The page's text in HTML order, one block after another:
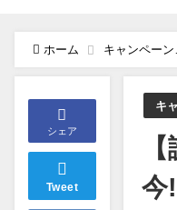
ホーム キャンペーン
シェア
Tweet
キ
今